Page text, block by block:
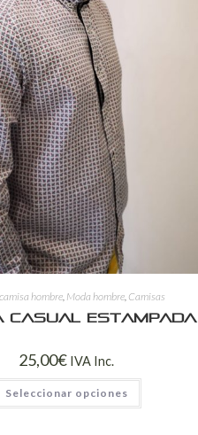
hombre Moda hombre Camisas
casual estampada
25,00€ IVA Inc.
Seleccionar opciones